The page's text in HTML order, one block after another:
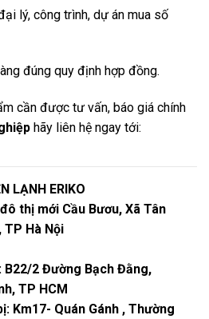
lý, công trình, dự án mua số
đúng quy định hợp đồng.
cần được tư vấn, báo giá chính
hãy liên hệ ngay tới:
LẠNH ERIKO
thị mới Cầu Bươu, Xã Tân
TP Hà Nội
B22/2 Đường Bạch Đằng,
TP HCM
Km17- Quán Gánh , Thường